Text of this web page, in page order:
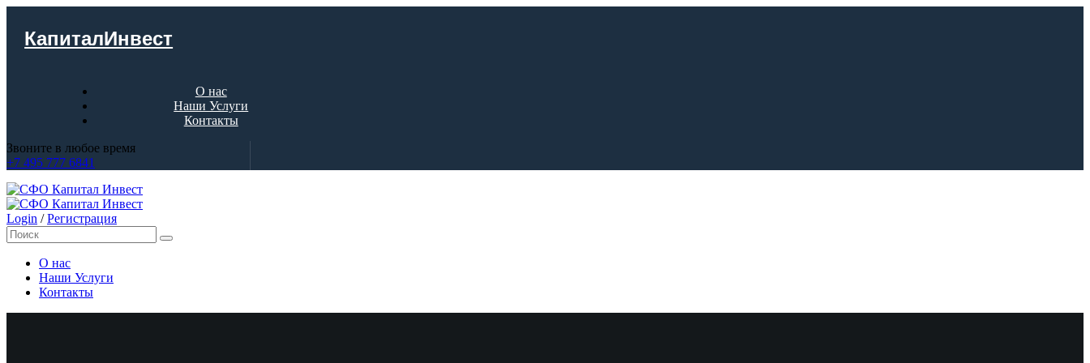
КапиталИнвест
О нас
Наши Услуги
Контакты
Звоните в любое время
+7 495 777 6841
Login / Регистрация
О нас
Наши Услуги
Контакты